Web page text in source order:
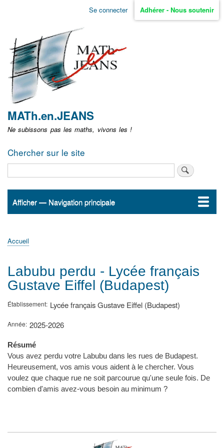
Aller
non
identifié
Se connecter Adhérer - Nous soutenir
MATh.en.JEANS
Ne subissons pas les maths, vivons les !
Chercher sur le site
Navigation
Afficher — Navigation principale
Accueil
ActualitésMATh.en.JEANS ?
Régions et Ateliers
Créer, gérer un atelier
Sujets/Publications
Congrès
d'Ariane
Accueil
Labubu perdu - Lycée français
Gustave Eiffel (Budapest)
Établissement Lycée français Gustave Eiffel (Budapest)
Année 2025-2026
Résumé
Vous avez perdu votre Labubu dans les rues de Budapest.
Heureusement, vos amis vous aident à le chercher. Vous
voulez que chaque rue ne soit parcourue qu'une seule fois. De
combien d'amis avez-vous besoin au minimum ?